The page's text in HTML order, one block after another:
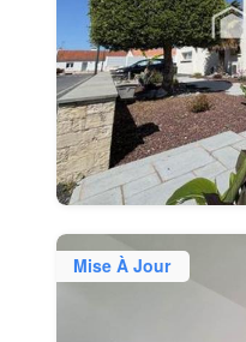
Mise À Jour